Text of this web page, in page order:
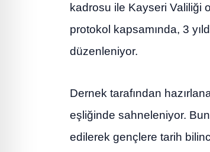
kadrosu ile Kayseri Valiliği
protokol kapsamında, 3
düzenleniyor.
Dernek tarafından
eşliğinde sahneleniyor.
edilerek gençlere tarih